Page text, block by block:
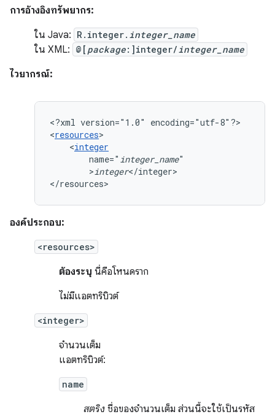
การอ้างอิงทรัพยากร:
ใน Java: R.integer. integer_name
ใน XML: @[ package:]integer/integer_name
ไวยากรณ์:
<?xml version="1.0"
encoding="utf-8"?>
<resources
<integer
name=" integer_name
>integer</integer>
</resources>
องค์ประกอบ:
<resources>
ต้องระบุ นี่คือโหนดราก
ไม่มีแอตทริบิวต์
<integer>
จำนวนเต็ม
แอตทริบิวต์:
name
สตริง ชื่อของจำนวนเต็ม ส่วนนี้จะใช้เป็นรหัส